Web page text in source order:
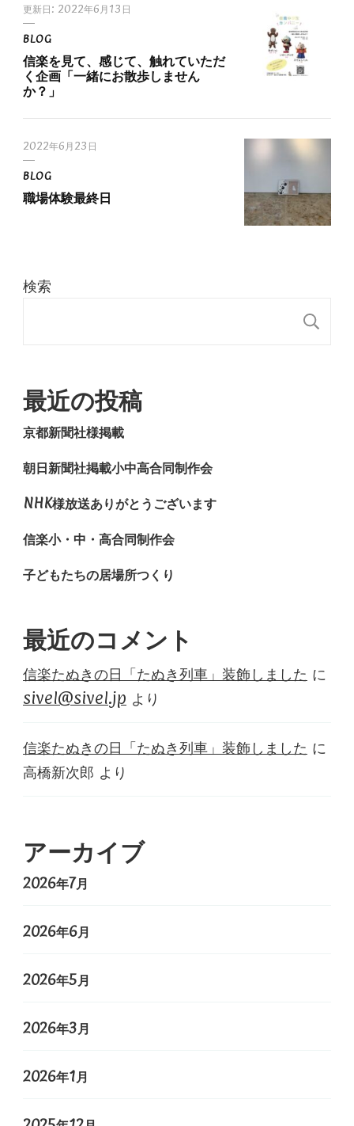
更新日: 2022年6月13日
BLOG
信楽を見て、感じて、触れていただ
く企画「一緒にお散歩しません
か？」
2022年6月23日
BLOG
職場体験最終日
検索
最近の投稿
京都新聞社様掲載
朝日新聞社掲載小中高合同制作会
NHK様放送ありがとうございます
信楽小・中・高合同制作会
子どもたちの居場所つくり
最近のコメント
信楽たぬきの日「たぬき列車」装飾しました に
sivel@sivel.jp より
信楽たぬきの日「たぬき列車」装飾しました に
高橋新次郎 より
アーカイブ
2026年7月
2026年6月
2026年5月
2026年3月
2026年1月